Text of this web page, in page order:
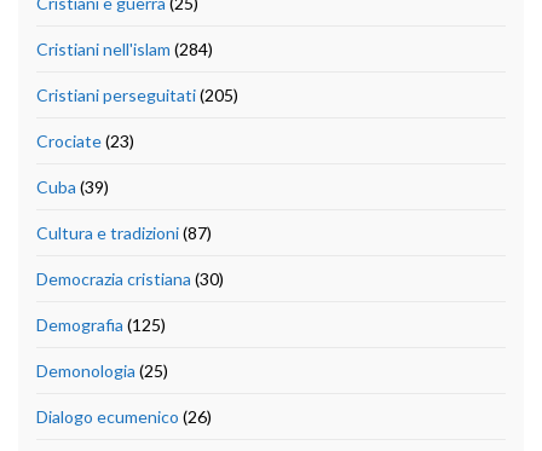
Cristiani nell'islam (284)
Cristiani perseguitati(205)
Crociate(23)
Cuba (39)
Cultura e tradizioni(87)
Democrazia cristiana (30)
Demografia (125)
Demonologia (25)
Dialogo ecumenico (26)